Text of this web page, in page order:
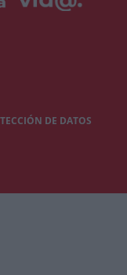
DE DATOS